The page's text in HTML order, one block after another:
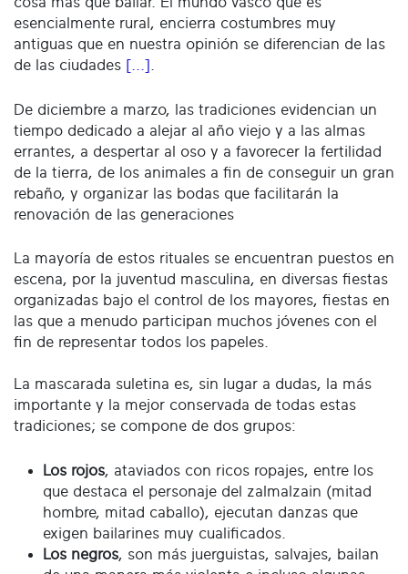
esencialmente rural, encierra costumbres muy
antiguas que en nuestra opinión se diferencian de las
de las ciudades [...]
De diciembre a marzo, las tradiciones evidencian un
tiempo dedicado a alejar al año viejo y a las almas
errantes, a despertar al oso y a favorecer la fertilidad
de la tierra, de los animales a fin de conseguir un gran
rebaño, y organizar las bodas que facilitarán la
renovación de las generaciones
La mayoría de estos rituales se encuentran puestos en
escena, por la juventud masculina, en diversas fiestas
organizadas bajo el control de los mayores, fiestas en
las que a menudo participan muchos jóvenes con el
fin de representar todos los papeles.
La mascarada suletina es, sin lugar a dudas, la más
importante y la mejor conservada de todas estas
tradiciones; se compone de dos grupos:
Los rojos, ataviados con ricos ropajes, entre los
que destaca el personaje del zalmalzain (mitad
hombre, mitad caballo), ejecutan danzas que
exigen bailarines muy cualificados.
Los negros, son más juerguistas, salvajes, bailan